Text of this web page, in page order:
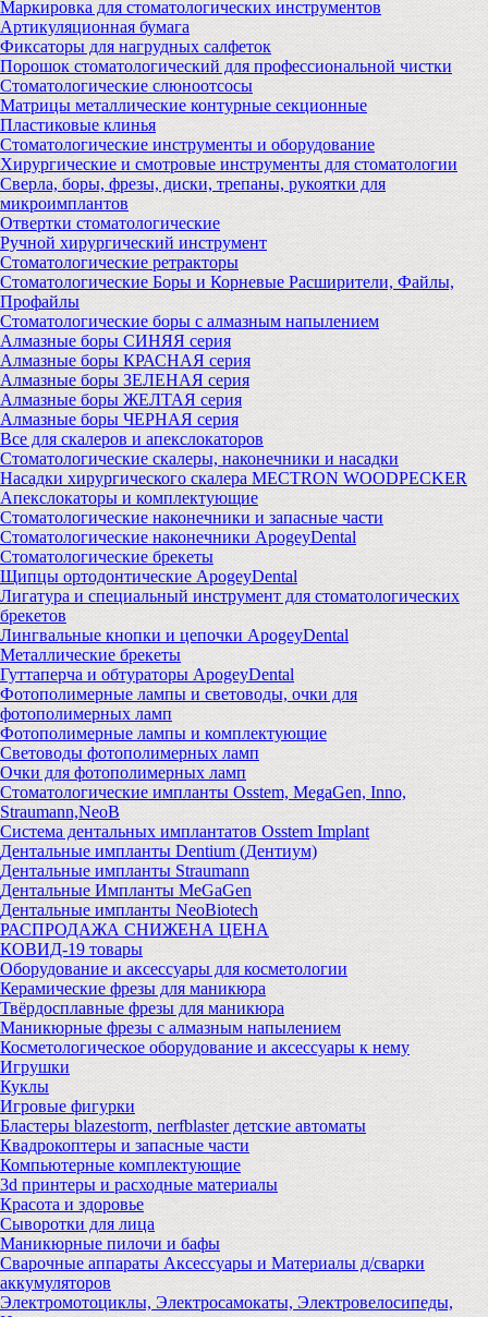
Маркировка для стоматологических инструментов
Артикуляционная бумага
Фиксаторы для нагрудных салфеток
Порошок стоматологический для профессиональной чистки
Стоматологические слюноотсосы
Матрицы металлические контурные секционные
Пластиковые клинья
Стоматологические инструменты и оборудование
Хирургические и смотровые инструменты для стоматологии
Сверла, боры, фрезы, диски, трепаны, рукоятки для
микроимплантов
Отвертки стоматологические
Ручной хирургический инструмент
Стоматологические ретракторы
Стоматологические Боры и Корневые Расширители, Файлы,
Профайлы
Стоматологические боры с алмазным напылением
Алмазные боры СИНЯЯ серия
Алмазные боры КРАСНАЯ серия
Алмазные боры ЗЕЛЕНАЯ серия
Алмазные боры ЖЕЛТАЯ серия
Алмазные боры ЧЕРНАЯ серия
Все для скалеров и апекслокаторов
Стоматологические скалеры, наконечники и насадки
Насадки хирургического скалера MECTRON WOODPECKER
Апекслокаторы и комплектующие
Стоматологические наконечники и запасные части
Стоматологические наконечники ApogeyDental
Стоматологические брекеты
Щипцы ортодонтические ApogeyDental
Лигатура и специальный инструмент для стоматологических
брекетов
Лингвальные кнопки и цепочки ApogeyDental
Металлические брекеты
Гуттаперча и обтураторы ApogeyDental
Фотополимерные лампы и световоды, очки для
фотополимерных ламп
Фотополимерные лампы и комплектующие
Световоды фотополимерных ламп
Очки для фотополимерных ламп
Стоматологические импланты Osstem, MegaGen, Inno,
Straumann,NeoB
Система дентальных имплантатов Osstem Implant
Дентальные импланты Dentium (Дентиум)
Дентальные импланты Straumann
Дентальные Импланты MeGaGen
Дентальные импланты NeoBiotech
РАСПРОДАЖА СНИЖЕНА ЦЕНА
КОВИД-19 товары
Оборудование и аксессуары для косметологии
Керамические фрезы для маникюра
Твёрдосплавные фрезы для маникюра
Маникюрные фрезы с алмазным напылением
Косметологическое оборудование и аксессуары к нему
Игрушки
Куклы
Игровые фигурки
Бластеры blazestorm, nerfblaster детские автоматы
Квадрокоптеры и запасные части
Компьютерные комплектующие
3d принтеры и расходные материалы
Красота и здоровье
Сыворотки для лица
Маникюрные пилочи и бафы
Сварочные аппараты Аксессуары и Материалы д/сварки
аккумуляторов
Электромотоциклы, Электросамокаты, Электровелосипеды,